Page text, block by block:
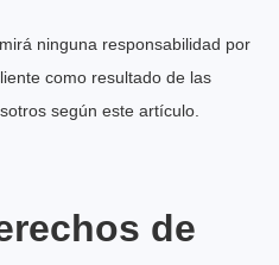
ninguna responsabilidad por
como resultado de las
según este artículo.
de